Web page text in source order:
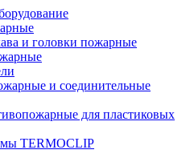
и головки пожарные
и соединительные
для пластиковых
TERMOCLIP